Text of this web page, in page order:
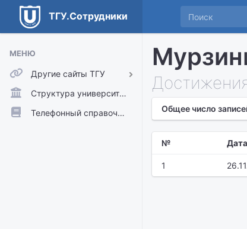
ТГУ.Сотрудники
МЕНЮ
Другие сайты ТГУ
ТГУ.Аккаунты
ТГУ.Расписание
Структура университета
Телефонный справочник
Общее число
№ Дата
1